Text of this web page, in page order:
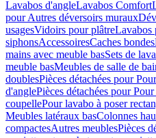
Lavabos d'angleLavabos Comfort
pour Autres déversoirs muraux
usagesVidoirs pour plâtreLavabos
siphonsAccessoiresCaches bondes
mains avec meuble basSets de
meuble basMeubles de salle de
doublesPièces détachées pour
d'anglePièces détachées pour
coupellePour lavabo à poser
Meubles latéraux basColonnes
compactesAutres meublesPièces